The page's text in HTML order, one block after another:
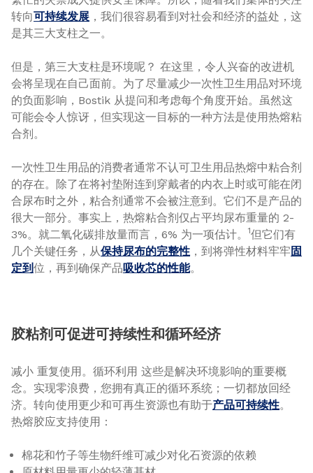
转向可持续发展 ，我们很容易看到对社会和经济的益处，这
是其三大支柱之一。
但是，第三大支柱是环境呢？ 在这里，令人兴奋的改进机
会将呈现在自己面前。为了尽量减少一次性卫生用品对环境
的负面影响，Bostik 从提问和考虑每个角度开始。虽然这
可能会令人惊讶，但实现这一目标的一种方法是使用热熔粘
合剂。
一次性卫生用品的消费者通常不认可卫生用品热熔中粘合剂
的存在。除了在将衬垫附连到穿戴者的内衣上时或可能在闭
合尿布时之外，粘合剂通常不会被注意到。它们不是产品的
很大一部分。事实上，热熔粘合剂仅占平均尿布重量的 2-
3%。就二氧化碳排放量而言，6% 为一项估计。
1但它们有
几个关键任务，从保持尿布的完整性 ，到将弹性材料牢牢 固
定到位，再到确保产品吸收芯的性能。
胶粘剂可促进可持续性和循环经济
减小 重复使用。循环利用 这些是解决环境影响的重要概
念。实现零浪费，您拥有真正的循环系统；一切都放回经
济。转向使用更少和可再生资源也有助于产品可持续性。
热熔胶应支持使用：
棉花和竹子等生物纤维可减少对化石资源的依赖